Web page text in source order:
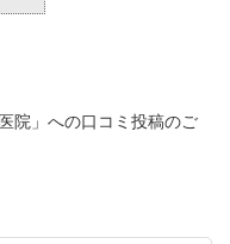
院」への口コミ投稿のご